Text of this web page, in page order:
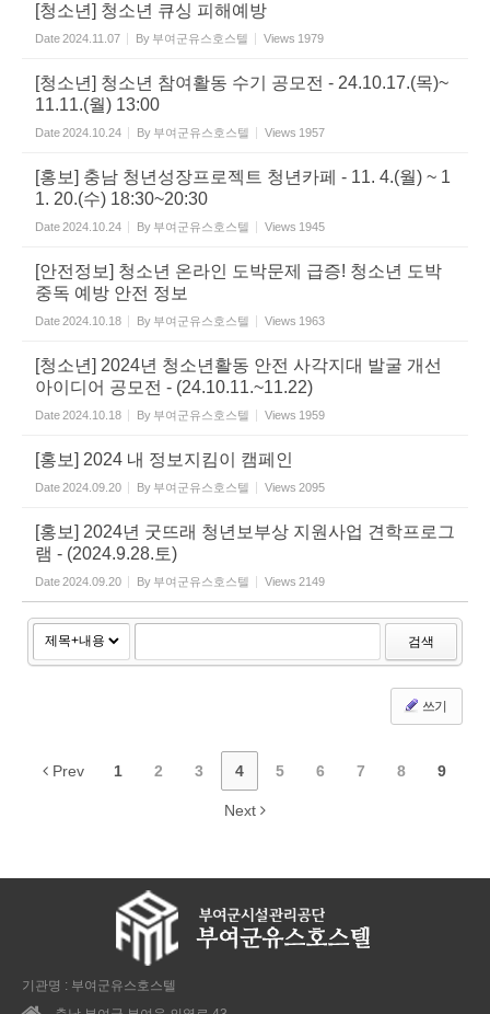
[청소년] 청소년 큐싱 피해예방
Date2024.11.07 By 부여군유스호스텔 Views 1979
[청소년] 청소년 참여활동 수기 공모전 - 24.10.17.(목)~
11.11.(월) 13:00
Date2024.10.24 By 부여군유스호스텔 Views 1957
[홍보] 충남 청년성장프로젝트 청년카페 - 11. 4.(월) ~ 1
1. 20.(수) 18:30~20:30
Date2024.10.24 By 부여군유스호스텔 Views 1945
[안전정보] 청소년 온라인 도박문제 급증! 청소년 도박
중독 예방 안전 정보
Date2024.10.18 By 부여군유스호스텔 Views 1963
[청소년] 2024년 청소년활동 안전 사각지대 발굴 개선
아이디어 공모전 - (24.10.11.~11.22)
Date2024.10.18 By 부여군유스호스텔 Views 1959
[홍보] 2024 내 정보지킴이 캠페인
Date2024.09.20 By 부여군유스호스텔 Views 2095
[홍보] 2024년 굿뜨래 청년보부상 지원사업 견학프로그
램 - (2024.9.28.토)
Date2024.09.20 By 부여군유스호스텔 Views 2149
검색
쓰기
Prev 1 2 3 4 5 6 7 8 9
Next
기관명 : 부여군유스호스텔